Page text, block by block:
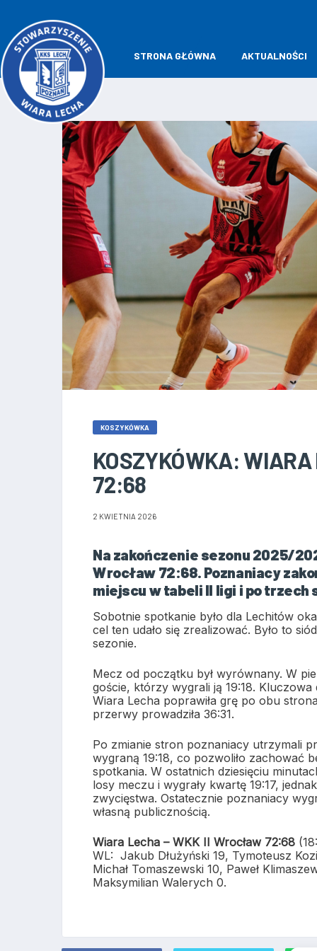
STRONA GŁÓWNA AKTUALNOŚCI
KOSZYKÓWKA
KOSZYKÓWKA:
72:68
2 KWIETNIA 2026
Na zakończenie sezonu 2025/
Wrocław 72:68. Poznaniacy
miejscu w tabeli II ligi i po trzech
Sobotnie spotkanie było dla Lechitów
cel ten udało się zrealizować. Było to
sezonie.
Mecz od początku był wyrównany. W
goście, którzy wygrali ją 19:18. Kluczowa
Wiara Lecha poprawiła grę po obu
przerwy prowadziła 36:31.
Po zmianie stron poznaniacy utrzymali
wygraną 19:18, co pozwoliło zachować
spotkania. W ostatnich dziesięciu
losy meczu i wygrały kwartę 19:17,
zwycięstwa. Ostatecznie poznaniacy
własną publicznością.
Wiara Lecha – WKK II Wrocław 72:68
WL: Jakub Dłużyński 19, Tymoteusz
Michał Tomaszewski 10, Paweł
Maksymilian Walerych 0.